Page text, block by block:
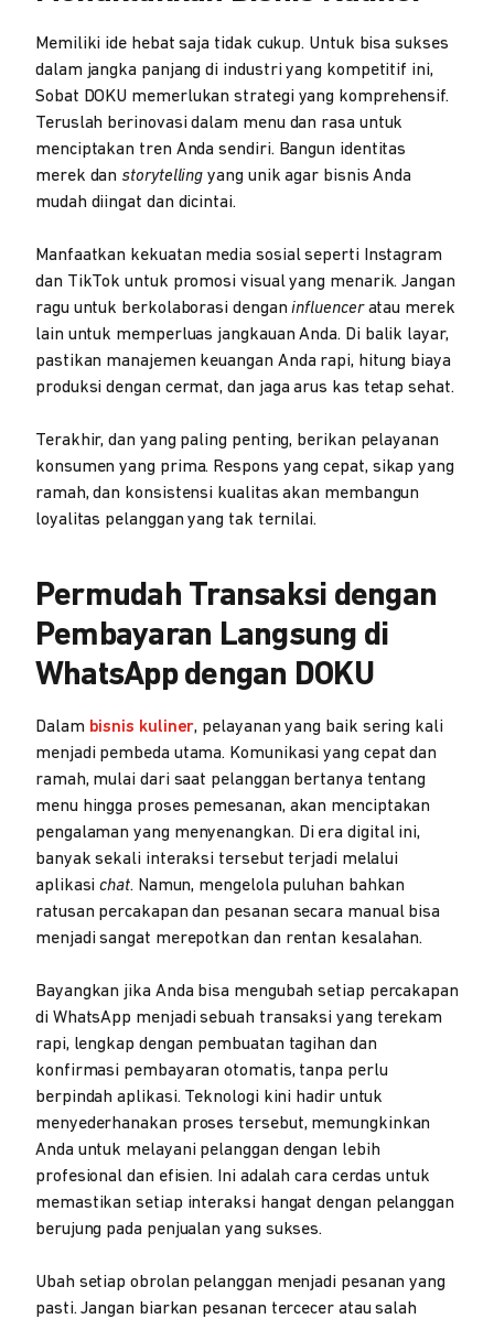
Memiliki ide hebat saja tidak cukup. Untuk bisa sukses
dalam jangka panjang di industri yang kompetitif ini,
Sobat DOKU memerlukan strategi yang komprehensif.
Teruslah berinovasi dalam menu dan rasa untuk
menciptakan tren Anda sendiri. Bangun identitas
merek dan storytelling yang unik agar bisnis Anda
mudah diingat dan dicintai.
Manfaatkan kekuatan media sosial seperti Instagram
dan TikTok untuk promosi visual yang menarik. Jangan
ragu untuk berkolaborasi denganinfluenceratau merek
lain untuk memperluas jangkauan Anda. Di balik layar,
pastikan manajemen keuangan Anda rapi, hitung biaya
produksi dengan cermat, dan jaga arus kas tetap sehat.
Terakhir, dan yang paling penting, berikan pelayanan
konsumen yang prima. Respons yang cepat, sikap yang
ramah, dan konsistensi kualitas akan membangun
loyalitas pelanggan yang tak ternilai.
Permudah Transaksi dengan
Pembayaran Langsung di
WhatsApp dengan DOKU
Dalam bisnis kuliner, pelayanan yang baik sering kali
menjadi pembeda utama. Komunikasi yang cepat dan
ramah, mulai dari saat pelanggan bertanya tentang
menu hingga proses pemesanan, akan menciptakan
pengalaman yang menyenangkan. Di era digital ini,
banyak sekali interaksi tersebut terjadi melalui
aplikasichat. Namun, mengelola puluhan bahkan
ratusan percakapan dan pesanan secara manual bisa
menjadi sangat merepotkan dan rentan kesalahan.
Bayangkan jika Anda bisa mengubah setiap percakapan
di WhatsApp menjadi sebuah transaksi yang terekam
rapi, lengkap dengan pembuatan tagihan dan
konfirmasi pembayaran otomatis, tanpa perlu
berpindah aplikasi. Teknologi kini hadir untuk
menyederhanakan proses tersebut, memungkinkan
Anda untuk melayani pelanggan dengan lebih
profesional dan efisien. Ini adalah cara cerdas untuk
memastikan setiap interaksi hangat dengan pelanggan
berujung pada penjualan yang sukses.
Ubah setiap obrolan pelanggan menjadi pesanan yang
pasti. Jangan biarkan pesanan tercecer atau salah